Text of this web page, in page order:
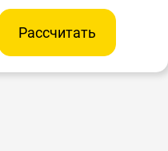
Рассчитать